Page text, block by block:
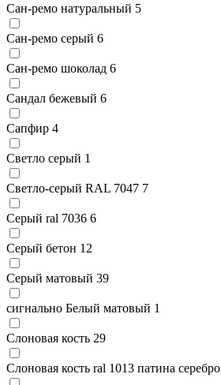
Сан-ремо натуральный 5
Сан-ремо серый 6
Сан-ремо шоколад 6
Сандал бежевый 6
Сапфир 4
Светло серый 1
Светло-серый RAL 7047 7
Серый ral 7036 6
Серый бетон 12
Серый матовый 39
сигнально Белый матовый 1
Слоновая кость 29
Слоновая кость ral 1013 патина серебро